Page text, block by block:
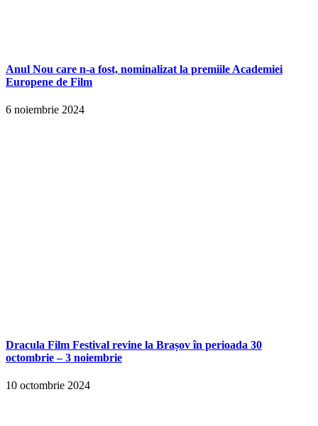
Anul Nou care n-a fost, nominalizat la premiile Academiei
Europene de Film
6 noiembrie 2024
Dracula Film Festival revine la Brașov în perioada 30
octombrie – 3 noiembrie
10 octombrie 2024